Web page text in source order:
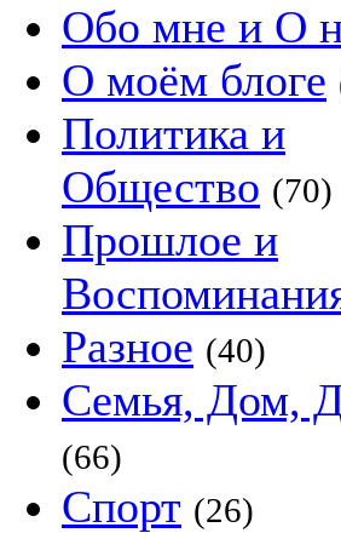
Обо мне и О
О моём блоге
Политика и
Общество (70)
Прошлое и
Разное (40)
Семья, Дом,
(66)
Спорт (26)